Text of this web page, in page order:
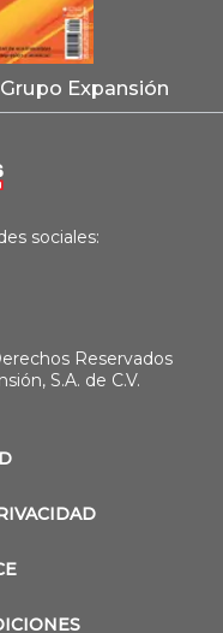
Expansión
sociales:
Reservados
S.A. de C.V.